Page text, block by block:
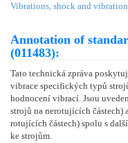
Vibrations, shock and vibration
Annotation of
(011483):
Tato technická zpráva
vibrace specifických typů
hodnocení vibrací. Jsou
strojů na nerotujících částech)
rotujících částech) spolu s
ke strojům.